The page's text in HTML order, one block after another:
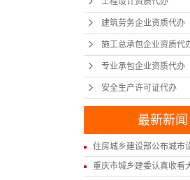
建筑劳务企业资质代办
施工总承包企业资质代
专业承包企业资质代办
安全生产许可证代办
最新新闻
住房城乡建设部公布城市
重庆市城乡建委认真收看